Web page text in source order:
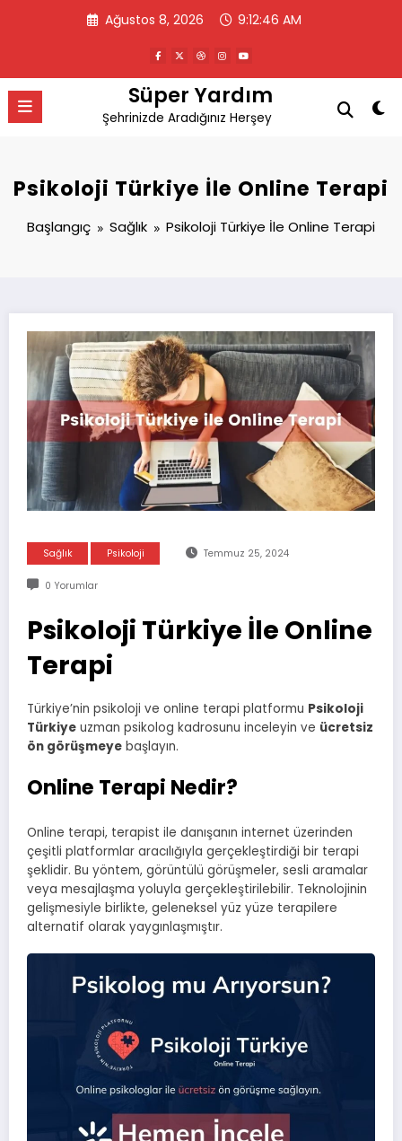
Ağustos 8, 2026 9:12:47 AM
Süper Yardım
Şehrinizde Aradığınız Herşey
Psikoloji Türkiye İle Online Terapi
Başlangıç Sağlık Psikoloji Türkiye İle Online Terapi
Sağlık Psikoloji Temmuz 25, 2024
0 Yorumlar
Psikoloji Türkiye İle Online
Terapi
Türkiye’nin psikoloji ve online terapi platformu Psikoloji
Türkiye uzman psikolog kadrosunu inceleyin ve ücretsiz
ön görüşmeye başlayın.
Online Terapi Nedir?
Online terapi, terapist ile danışanın internet üzerinden
çeşitli platformlar aracılığıyla gerçekleştirdiği bir terapi
şeklidir. Bu yöntem, görüntülü görüşmeler, sesli aramalar
veya mesajlaşma yoluyla gerçekleştirilebilir. Teknolojinin
gelişmesiyle birlikte, geleneksel yüz yüze terapilere
alternatif olarak yaygınlaşmıştır.